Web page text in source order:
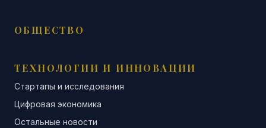
ОБЩЕСТВО
ТЕХНОЛОГИИ И ИННОВАЦИИ
Стартапы и исследования
Цифровая экономика
Остальные новости